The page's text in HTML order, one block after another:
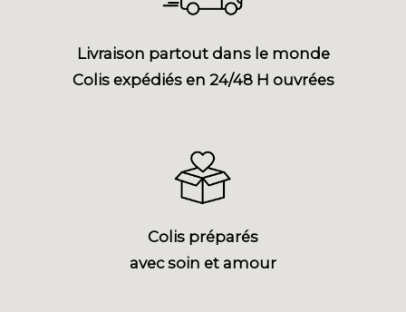
Livraison partout dans le monde
Colis expédiés en 24/48 H ouvrées
Colis préparés
avec soin et amour